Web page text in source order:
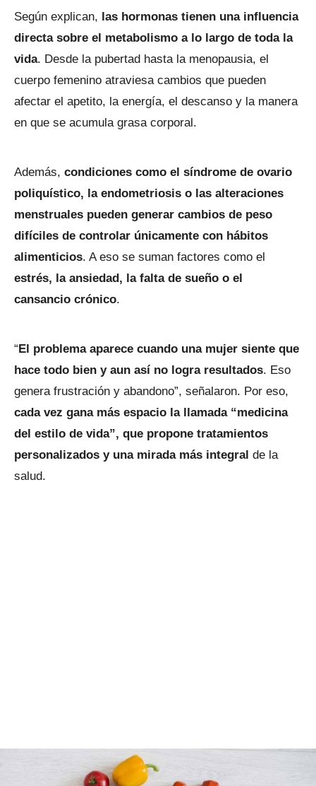
Según explican, las hormonas tienen una influencia
directa sobre el metabolismo a lo largo de toda la
vida. Desde la pubertad hasta la menopausia, el
cuerpo femenino atraviesa cambios que pueden
afectar el apetito, la energía, el descanso y la manera
en que se acumula grasa corporal.
Además, condiciones como el síndrome de ovario
poliquístico, la endometriosis o las alteraciones
menstruales pueden generar cambios de peso
difíciles de controlar únicamente con hábitos
alimenticios. A eso se suman factores como el
estrés, la ansiedad, la falta de sueño o el
cansancio crónico.
“El problema aparece cuando una mujer siente que
hace todo bien y aun así no logra resultados. Eso
genera frustración y abandono”, señalaron. Por eso,
cada vez gana más espacio la llamada “medicina
del estilo de vida”, que propone tratamientos
personalizados y una mirada más integral de la
salud.